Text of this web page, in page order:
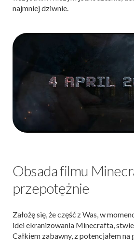
najmniej dziwnie.
Obsada filmu
przepotężnie
Założę się, że część z Was, w
idei ekranizowania Minecrafta,
Całkiem zabawny, z potencjałem